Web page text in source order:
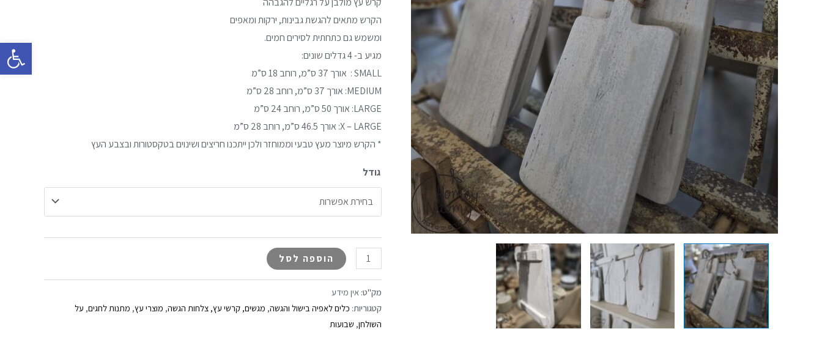
פתח
הקרש מתאים להגשת גבינות, ירקות ומאפים
ומשמש גם כתחתית לסירים חמים.
מגיע ב- 4 גדלים שונים:
SMALL : אורך 37 ס”מ, רוחב 18 ס”מ
MEDIUM: אורך 37 ס”מ, רוחב 28 ס”מ
LARGE: אורך 50 ס”מ, רוחב 24 ס”מ
X – LARGE: אורך 46.5 ס”מ, רוחב 28 ס”מ
* הקרש מיוצר מעץ טבעי וממוחזר ולכן ייתכנו חריצים ושינוים בטקסטורות ובצבע העץ
גודל
הוספה לסל
מק"ט: אין מידע
קטגוריות: כלים לאפיה בישול והגשה, מגשים, קרשי עץ, צלחות הגשה, מוצרי עץ, מתנות לחגים, על
השולחן, שבועות